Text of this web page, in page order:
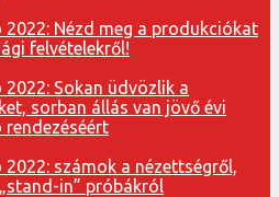
2022: Nézd meg a produkciókat
felvételekről!
2022: Sokan üdvözlik a
sorban állás van jövő évi
rendezéséért
2022: számok a nézettségről,
in” próbákról